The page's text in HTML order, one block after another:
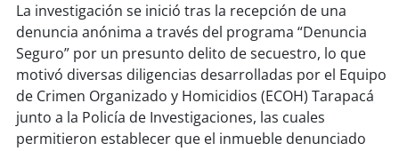
soychillán
soy sancarlos
soytalcahuano
soyconcepción
La investigación se inició tras la recepción de una
denuncia anónima a través del programa “Denuncia
Seguro” por un presunto delito de secuestro, lo que
motivó diversas diligencias desarrolladas por el Equipo
de Crimen Organizado y Homicidios (ECOH) Tarapacá
junto a la Policía de Investigaciones, las cuales
permitieron establecer que el inmueble denunciado